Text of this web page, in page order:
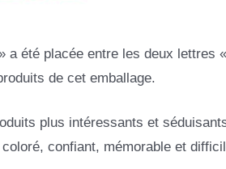
a été placée entre les deux lettres
de cet emballage.
plus intéressants et
confiant, mémorable et